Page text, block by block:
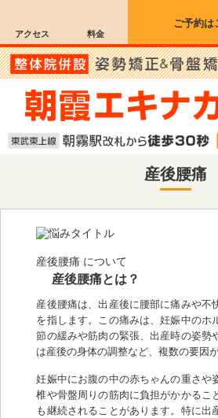
アクセス 料金
ご予約は
産後腰痛
産後腰痛 について
産後腰痛とは？
産後腰痛は、出産後に腰部に痛みや不
を指します。この痛みは、妊娠中のホ
節の緩みや筋肉の緊張、出産時の姿勢
は産後の身体の調整など、複数の要因
妊娠中にお腹の中の赤ちゃんの重さや
椎や骨盤周りの筋肉に負担がかかるこ
も継続されることがあります。特に出